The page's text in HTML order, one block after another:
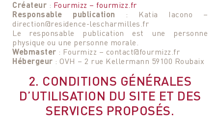
Créateur : Fourmizz – fourmizz.fr
Responsable publication : Katia Iacono –
direction@residence-lescharmilles.fr
Le responsable publication est une personne
physique ou une personne morale.
Webmaster : Fourmizz – contact@fourmizz.fr
Hébergeur : OVH – 2 rue Kellermann 59100 Roubaix
2. CONDITIONS GÉNÉRALES
D’UTILISATION DU SITE ET DES
SERVICES PROPOSÉS.